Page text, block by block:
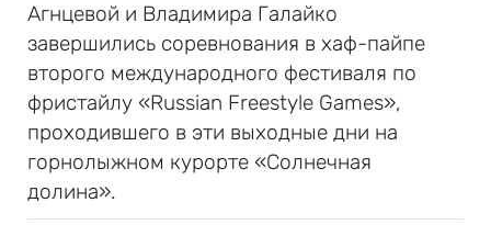
Агнцевой и Владимира Галайко
завершились соревнования в хаф-пайпе
второго международного фестиваля по
фристайлу «Russian Freestyle Games»,
проходившего в эти выходные дни на
горнолыжном курорте «Солнечная
долина».